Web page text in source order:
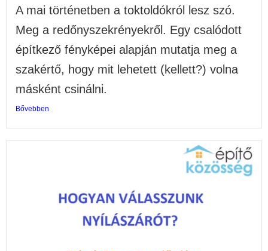
A mai történetben a toktoldókról lesz szó.
Meg a redőnyszekrényekről. Egy csalódott
építkező fényképei alapján mutatja meg a
szakértő, hogy mit lehetett (kellett?) volna
másként csinálni.
Bővebben